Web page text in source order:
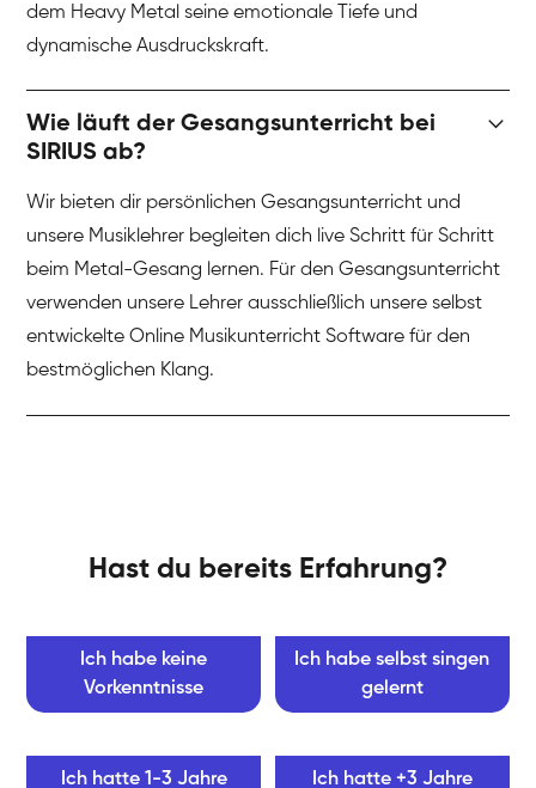
dem Heavy Metal seine emotionale Tiefe und
dynamische Ausdruckskraft.
Wie läuft der Gesangsunterricht bei
SIRIUS ab?
Wir bieten dir persönlichen Gesangsunterricht und
unsere Musiklehrer begleiten dich live Schritt für Schritt
beim Metal-Gesang lernen. Für den Gesangsunterricht
verwenden unsere Lehrer ausschließlich unsere selbst
entwickelte Online Musikunterricht Software für den
bestmöglichen Klang.
Hast du bereits Erfahrung?
Ich habe keine
Vorkenntnisse
Ich habe selbst singen
gelernt
Ich hatte 1-3 Jahre
Ich hatte +3 Jahre